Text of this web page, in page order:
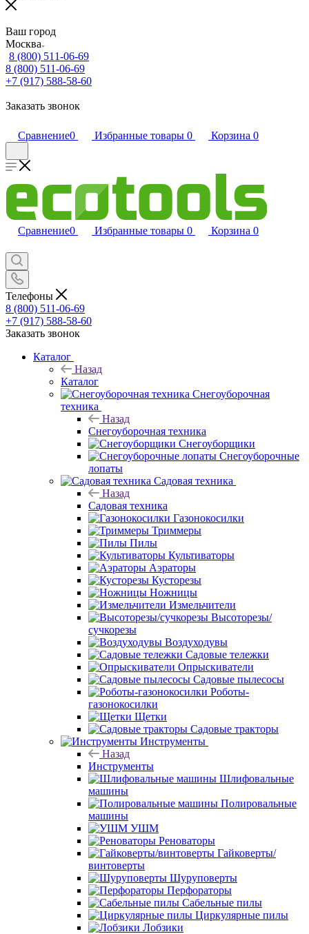
Ваш город
Москва
8 (800) 511-06-69
8 (800) 511-06-69
+7 (917) 588-58-60
Заказать звонок
Сравнение0 Избранные товары 0 Корзина 0
Сравнение0 Избранные товары 0 Корзина 0
Телефоны
8 (800) 511-06-69
+7 (917) 588-58-60
Заказать звонок
Каталог
Назад
Каталог
Снегоуборочная
техника
Назад
Снегоуборочная техника
Снегоуборщики
Снегоуборочные
лопаты
Садовая техника
Назад
Садовая техника
Газонокосилки
Триммеры
Пилы
Культиваторы
Аэраторы
Кусторезы
Ножницы
Измельчители
Высоторезы/
сучкорезы
Воздуходувы
Садовые тележки
Опрыскиватели
Садовые пылесосы
Роботы-
газонокосилки
Щетки
Садовые тракторы
Инструменты
Назад
Инструменты
Шлифовальные
машины
Полировальные
машины
УШМ
Реноваторы
Гайковерты/
винтоверты
Шуруповерты
Перфораторы
Сабельные пилы
Циркулярные пилы
Лобзики